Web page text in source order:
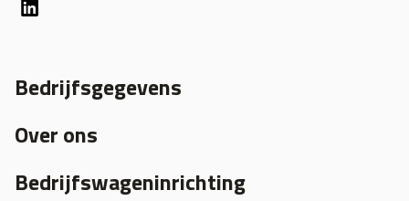
Bedrijfsgegevens
Over ons
Bedrijfswageninrichting